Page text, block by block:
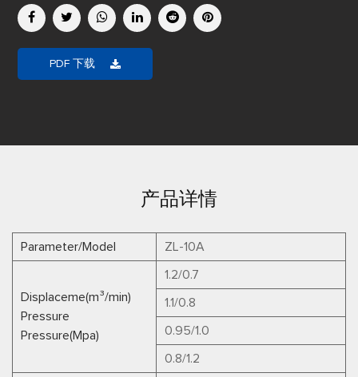
PDF 下载
产品详情
Parameter/Model ZL-10A
Displaceme(m³/min)
Pressure
Pressure(Mpa)
1.2/0.7
1.1/0.8
0.95/1.0
0.8/1.2